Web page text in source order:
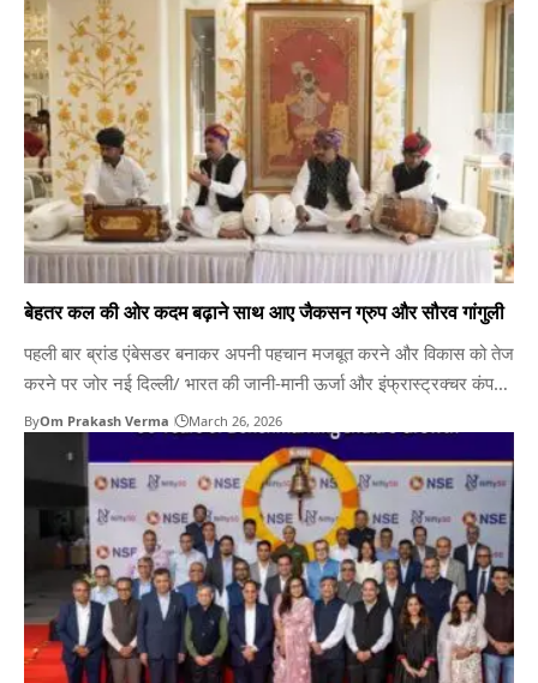
लिंक्ड इंश्योरेंस योजनाओं…
बेहतर कल की ओर कदम बढ़ाने साथ आए जैकसन ग्रुप और सौरव गांगुली
पहली बार ब्रांड एंबेसडर बनाकर अपनी पहचान मजबूत करने और विकास को तेज
करने पर जोर नई दिल्ली/ भारत की जानी-मानी ऊर्जा और इंफ्रास्ट्रक्चर कंपनी-
जैकसन ग्रुप, पूर्व भारतीय क्रिकेट कप्तान और जाने-माने लीडर सौरव गांगुली के
साथ मिलकर बेहतर कल की ओर कदम बढ़ा रही है। यह कदम ऐसे…
ByOm Prakash Verma March 26, 2026